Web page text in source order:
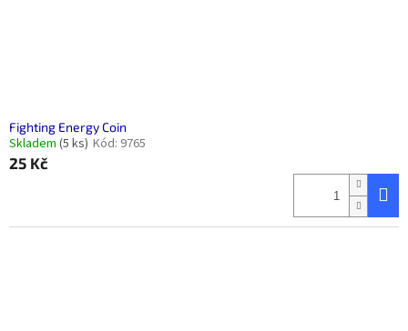
Fighting Energy Coin
Skladem (5 ks) Kód: 9765
25 Kč